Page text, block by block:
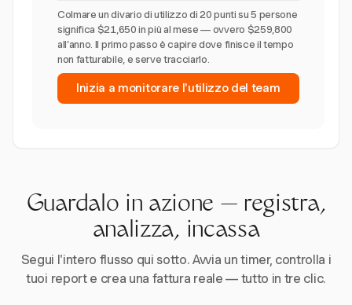
Colmare un divario di utilizzo di 20 punti su 5 persone
significa $21,650 in più al mese — ovvero $259,800
all'anno. Il primo passo è capire dove finisce il tempo
non fatturabile, e serve tracciarlo.
Inizia a monitorare l'utilizzo del team
Guardalo in azione — registra,
analizza, incassa
Segui l'intero flusso qui sotto. Avvia un timer, controlla i
tuoi report e crea una fattura reale — tutto in tre clic.